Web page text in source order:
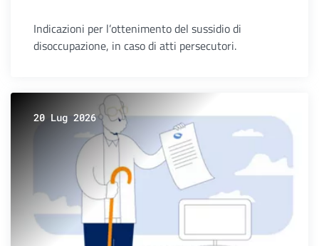
Indicazioni per l’ottenimento del sussidio di
disoccupazione, in caso di atti persecutori.
20 Lug 2026